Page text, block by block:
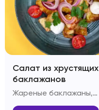
Салат из хрустящих
баклажанов
Жареные баклажаны, крахмал, помидоры Черри, красный лук, соус Свит-чили, зелень